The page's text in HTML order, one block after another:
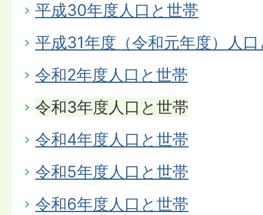
平成30年度人口と世帯
平成31年度（令和元年度）人
令和2年度人口と世帯
令和3年度人口と世帯
令和4年度人口と世帯
令和5年度人口と世帯
令和6年度人口と世帯